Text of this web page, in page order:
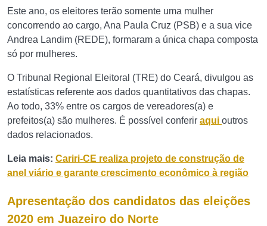
Este ano, os eleitores terão somente uma mulher
concorrendo ao cargo, Ana Paula Cruz (PSB) e a sua vice
Andrea Landim (REDE), formaram a única chapa composta
só por mulheres.
O Tribunal Regional Eleitoral (TRE) do Ceará, divulgou as
estatísticas referente aos dados quantitativos das chapas.
Ao todo, 33% entre os cargos de vereadores(a) e
prefeitos(a) são mulheres. É possível conferir aqui outros
dados relacionados.
Leia mais: Cariri-CE realiza projeto de construção de
anel viário e garante crescimento econômico à região
Apresentação dos candidatos das eleições
2020 em Juazeiro do Norte